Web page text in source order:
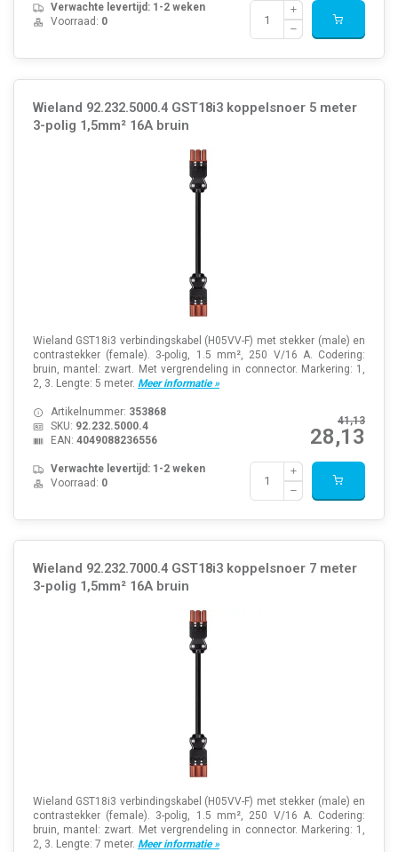
Verwachte levertijd: 1-2 weken
Voorraad: 0
Wieland 92.232.5000.4 GST18i3 koppelsnoer 5 meter
3-polig 1,5mm² 16A bruin
Wieland GST18i3 verbindingskabel (H05VV-F) met stekker (male) en
contrastekker (female). 3-polig, 1.5 mm², 250 V/16 A. Codering:
bruin, mantel: zwart. Met vergrendeling in connector. Markering: 1,
2, 3. Lengte: 5 meter. Meer informatie »
41,13
28,13
Artikelnummer: 353868
SKU: 92.232.5000.4
EAN: 4049088236556
Verwachte levertijd: 1-2 weken
Voorraad: 0
Wieland 92.232.7000.4 GST18i3 koppelsnoer 7 meter
3-polig 1,5mm² 16A bruin
Wieland GST18i3 verbindingskabel (H05VV-F) met stekker (male) en
contrastekker (female). 3-polig, 1.5 mm², 250 V/16 A. Codering:
bruin, mantel: zwart. Met vergrendeling in connector. Markering: 1,
2, 3. Lengte: 7 meter. Meer informatie »